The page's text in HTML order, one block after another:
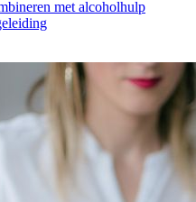
met alcoholhulp